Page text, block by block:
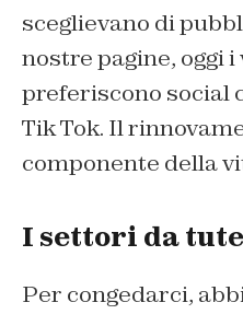
sceglievano di
nostre pagine, oggi
preferiscono social
Tik Tok. Il
componente della
I settori da
Per congedarci,